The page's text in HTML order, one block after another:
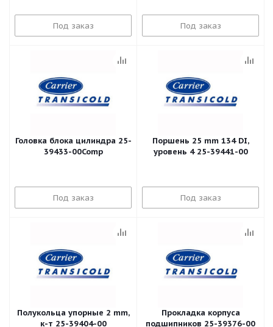
Под заказ Под заказ
Головка блока цилиндра 25-
39433-00Comp
Под заказ
Поршень 25 mm 134 DI,
уровень 4 25-39441-00
Под заказ
Полукольца упорные 2 mm,
к-т 25-39404-00
Прокладка корпуса
подшипников 25-39376-00